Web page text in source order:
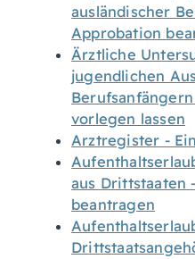
ausländischer
Approbation
Ärztliche
jugendlichen
vorlegen lassen
Arztregister -
aus Drittstaaten
beantragen